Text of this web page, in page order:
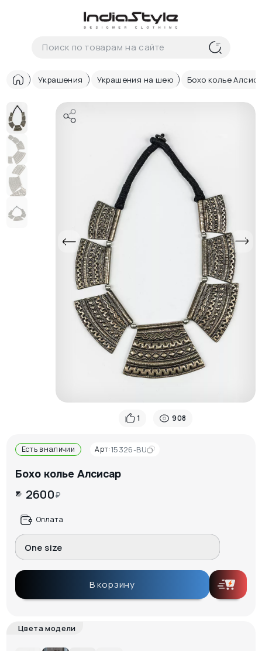
Корзина
В корзиненеттоваров
Корзина покупок пуста..
Украшения Украшения на шею Бохо колье
1 908
Есть в наличии Арт:15326-BU
Бохо колье Алсисар
2600₽
Оплата
One size
В корзину
Цвета модели